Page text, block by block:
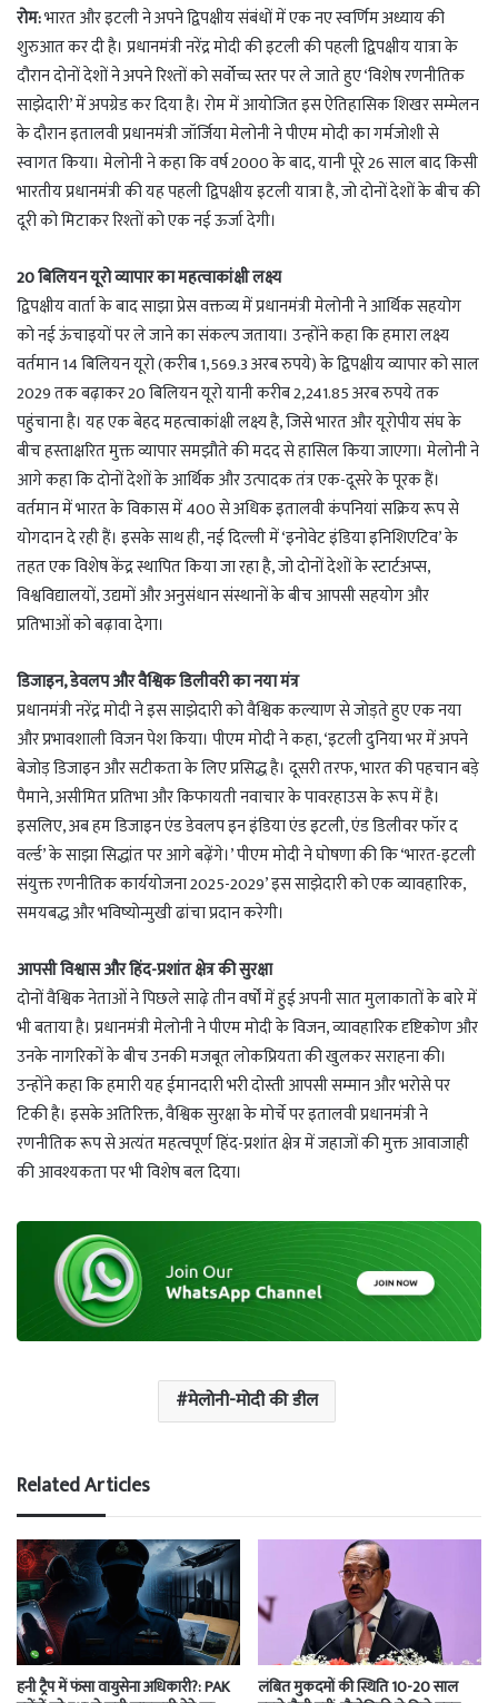
a
t
s
A
p
p
l
e
g
r
a
m
o
g
g
e
r
a
r
e
रोम:भारत और इटली ने अपने द्विपक्षीय संबंधों में एक नए स्वर्णिम अध्याय की
शुरुआत कर दी है। प्रधानमंत्री नरेंद्र मोदी की इटली की पहली द्विपक्षीय यात्रा के
दौरान दोनों देशों ने अपने रिश्तों को सर्वोच्च स्तर पर ले जाते हुए ‘विशेष रणनीतिक
साझेदारी’ में अपग्रेड कर दिया है। रोम में आयोजित इस ऐतिहासिक शिखर सम्मेलन
के दौरान इतालवी प्रधानमंत्री जॉर्जिया मेलोनी ने पीएम मोदी का गर्मजोशी से
स्वागत किया। मेलोनी ने कहा कि वर्ष 2000 के बाद, यानी पूरे 26 साल बाद किसी
भारतीय प्रधानमंत्री की यह पहली द्विपक्षीय इटली यात्रा है, जो दोनों देशों के बीच की
दूरी को मिटाकर रिश्तों को एक नई ऊर्जा देगी।
20 बिलियन यूरो व्यापार का महत्वाकांक्षी लक्ष्य
द्विपक्षीय वार्ता के बाद साझा प्रेस वक्तव्य में प्रधानमंत्री मेलोनी ने आर्थिक सहयोग
को नई ऊंचाइयों पर ले जाने का संकल्प जताया। उन्होंने कहा कि हमारा लक्ष्य
वर्तमान 14 बिलियन यूरो (करीब 1,569.3 अरब रुपये) के द्विपक्षीय व्यापार को साल
2029 तक बढ़ाकर 20 बिलियन यूरो यानी करीब 2,241.85 अरब रुपये तक
पहुंचाना है। यह एक बेहद महत्वाकांक्षी लक्ष्य है, जिसे भारत और यूरोपीय संघ के
बीच हस्ताक्षरित मुक्त व्यापार समझौते की मदद से हासिल किया जाएगा। मेलोनी ने
आगे कहा कि दोनों देशों के आर्थिक और उत्पादक तंत्र एक-दूसरे के पूरक हैं।
वर्तमान में भारत के विकास में 400 से अधिक इतालवी कंपनियां सक्रिय रूप से
योगदान दे रही हैं। इसके साथ ही, नई दिल्ली में ‘इनोवेट इंडिया इनिशिएटिव’ के
तहत एक विशेष केंद्र स्थापित किया जा रहा है, जो दोनों देशों के स्टार्टअप्स,
विश्वविद्यालयों, उद्यमों और अनुसंधान संस्थानों के बीच आपसी सहयोग और
प्रतिभाओं को बढ़ावा देगा।
डिजाइन, डेवलप और वैश्विक डिलीवरी का नया मंत्र
प्रधानमंत्री नरेंद्र मोदी ने इस साझेदारी को वैश्विक कल्याण से जोड़ते हुए एक नया
और प्रभावशाली विजन पेश किया। पीएम मोदी ने कहा, ‘इटली दुनिया भर में अपने
बेजोड़ डिजाइन और सटीकता के लिए प्रसिद्ध है। दूसरी तरफ, भारत की पहचान बड़े
पैमाने, असीमित प्रतिभा और किफायती नवाचार के पावरहाउस के रूप में है।
इसलिए, अब हम डिजाइन एंड डेवलप इन इंडिया एंड इटली, एंड डिलीवर फॉर द
वर्ल्ड’ के साझा सिद्धांत पर आगे बढ़ेंगे।’ पीएम मोदी ने घोषणा की कि ‘भारत-इटली
संयुक्त रणनीतिक कार्ययोजना 2025-2029’ इस साझेदारी को एक व्यावहारिक,
समयबद्ध और भविष्योन्मुखी ढांचा प्रदान करेगी।
आपसी विश्वास और हिंद-प्रशांत क्षेत्र की सुरक्षा
दोनों वैश्विक नेताओं ने पिछले साढ़े तीन वर्षों में हुई अपनी सात मुलाकातों के बारे में
भी बताया है। प्रधानमंत्री मेलोनी ने पीएम मोदी के विजन, व्यावहारिक दृष्टिकोण और
उनके नागरिकों के बीच उनकी मजबूत लोकप्रियता की खुलकर सराहना की।
उन्होंने कहा कि हमारी यह ईमानदारी भरी दोस्ती आपसी सम्मान और भरोसे पर
टिकी है। इसके अतिरिक्त, वैश्विक सुरक्षा के मोर्चे पर इतालवी प्रधानमंत्री ने
रणनीतिक रूप से अत्यंत महत्वपूर्ण हिंद-प्रशांत क्षेत्र में जहाजों की मुक्त आवाजाही
की आवश्यकता पर भी विशेष बल दिया।
मेलोनी-मोदी की डील
Related Articles
हनी ट्रैप में फंसा वायुसेना अधिकारी?: PAK
लंबित मुकदमों की स्थिति 10-20 साल